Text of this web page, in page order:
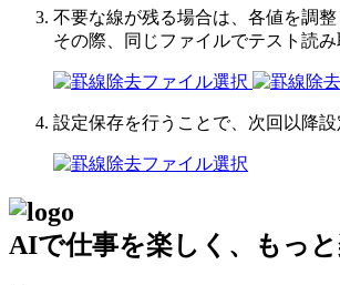
不要な線が残る場合は、各値を調
その際、同じファイルでテスト読
設定保存を行うことで、次回以降
AIで仕事を楽しく、もっ